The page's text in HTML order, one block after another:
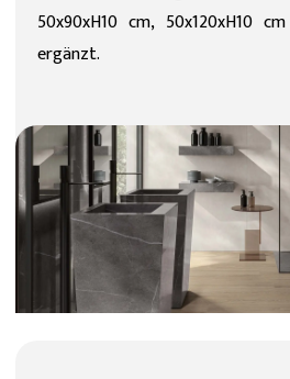
50x90xH10 cm, 50x120xH10
ergänzt.